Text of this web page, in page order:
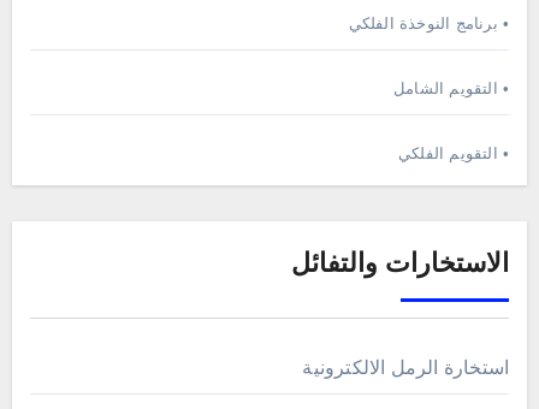
• برنامج النوخذة الفلكي
• التقويم الشامل
• التقويم الفلكي
الاستخارات والتفائل
استخارة الرمل الالكترونية